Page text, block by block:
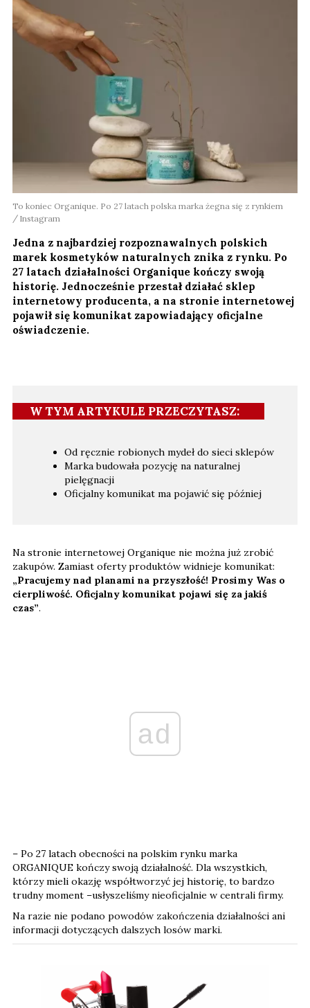
To koniec Organique. Po 27 latach polska marka żegna się z rynkiem
Instagram
Jedna z najbardziej rozpoznawalnych polskich
marek kosmetyków naturalnych znika z rynku. Po
27 latach działalności Organique kończy swoją
historię. Jednocześnie przestał działać sklep
internetowy producenta, a na stronie internetowej
pojawił się komunikat zapowiadający oficjalne
oświadczenie.
W TYM ARTYKULE PRZECZYTASZ:
Od ręcznie robionych mydeł do sieci sklepów
Marka budowała pozycję na naturalnej
pielęgnacji
Oficjalny komunikat ma pojawić się później
Na stronie internetowej Organique nie można już zrobić
zakupów. Zamiast oferty produktów widnieje komunikat:
„Pracujemy nad planami na przyszłość! Prosimy Was o
cierpliwość. Oficjalny komunikat pojawi się za jakiś
czas”.
ad
– Po 27 latach obecności na polskim rynku marka
ORGANIQUE kończy swoją działalność. Dla wszystkich,
którzy mieli okazję współtworzyć jej historię, to bardzo
trudny moment –usłyszeliśmy nieoficjalnie w centrali firmy.
Na razie nie podano powodów zakończenia działalności ani
informacji dotyczących dalszych losów marki.